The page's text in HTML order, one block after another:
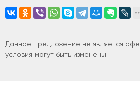
Данное предложение не является
условия могут быть изменены